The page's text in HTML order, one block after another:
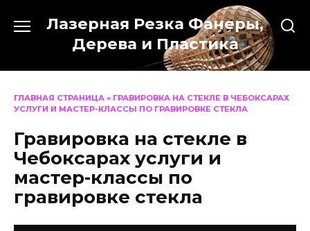
содержанию
Лазерная Резка Фанеры,
Дерева и Пластика
ГЛАВНАЯ СТРАНИЦА » ГРАВИРОВКА НА СТЕКЛЕ В ЧЕБОКСАРАХ
УСЛУГИ И МАСТЕР-КЛАССЫ ПО ГРАВИРОВКЕ СТЕКЛА
Гравировка на стекле в
Чебоксарах услуги и
мастер-классы по
гравировке стекла